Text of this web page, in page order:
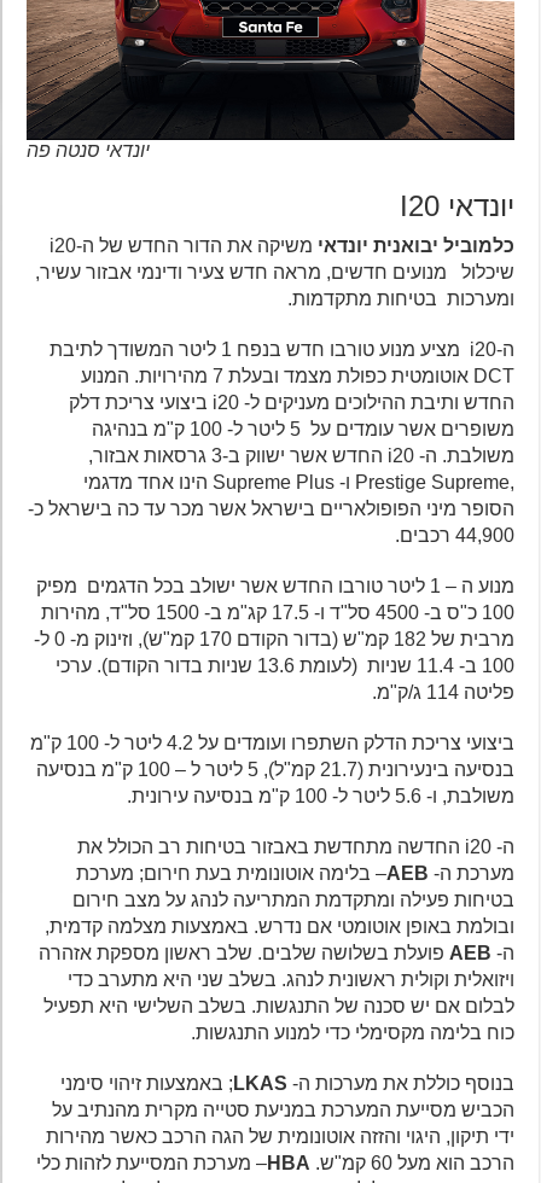
יונדאי סנטה פה
יונדאי I20
כלמוביל יבואנית יונדאי
משיקה את הדור החדש של ה-i20
שיכלול מנועים חדשים, מראה חדש צעיר ודינמי אבזור עשיר,
ומערכות בטיחות מתקדמות.
ה-i20 מציע מנוע טורבו חדש בנפח 1 ליטר המשודך לתיבת
DCT אוטומטית כפולת מצמד ובעלת 7 מהירויות. המנוע
החדש ותיבת ההילוכים מעניקים ל- i20 ביצועי צריכת דלק
משופרים אשר עומדים על 5 ליטר ל- 100 ק"מ בנהיגה
משולבת. ה- i20 החדש אשר ישווק ב-3 גרסאות אבזור,
,Prestige Supreme ו- Supreme Plus הינו אחד מדגמי
הסופר מיני הפופולאריים בישראל אשר מכר עד כה בישראל כ-
44,900 רכבים.
מנוע ה – 1 ליטר טורבו החדש אשר ישולב בכל הדגמים מפיק
100 כ"ס ב- 4500 סל"ד ו- 17.5 קג"מ ב- 1500 סל"ד, מהירות
מרבית של 182 קמ"ש (בדור הקודם 170 קמ"ש), וזינוק מ- 0 ל-
100 ב- 11.4 שניות (לעומת 13.6 שניות בדור הקודם). ערכי
פליטה 114 ג/ק"מ.
ביצועי צריכת הדלק השתפרו ועומדים על 4.2 ליטר ל- 100 ק"מ
בנסיעה בינעירונית (21.7 קמ"ל), 5 ליטר ל – 100 ק"מ בנסיעה
משולבת, ו- 5.6 ליטר ל- 100 ק"מ בנסיעה עירונית.
ה- i20 החדשה מתחדשת באבזור בטיחות רב הכולל את
מערכת ה-AEB– בלימה אוטונומית בעת חירום; מערכת
בטיחות פעילה ומתקדמת המתריעה לנהג על מצב חירום
ובולמת באופן אוטומטי אם נדרש. באמצעות מצלמה קדמית,
ה-AEBפועלת בשלושה שלבים. שלב ראשון מספקת אזהרה
ויזואלית וקולית ראשונית לנהג. בשלב שני היא מתערב כדי
לבלום אם יש סכנה של התנגשות. בשלב השלישי היא תפעיל
כוח בלימה מקסימלי כדי למנוע התנגשות.
בנוסף כוללת את מערכות ה-LKAS; באמצעות זיהוי סימני
הכביש מסייעת המערכת במניעת סטייה מקרית מהנתיב על
ידי תיקון, היגוי והזזה אוטונומית של הגה הרכב כאשר מהירות
הרכב הוא מעל 60 קמ"ש.
HBA– מערכת המסייעת לזהות כלי